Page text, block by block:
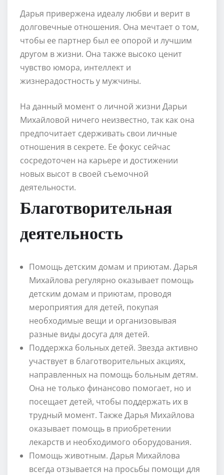
Дарья привержена идеалу любви и верит в
долговечные отношения. Она мечтает о том,
чтобы ее партнер был ее опорой и лучшим
другом в жизни. Она также высоко ценит
чувство юмора, интеллект и
жизнерадостность у мужчины.
На данный момент о личной жизни Дарьи
Михайловой ничего неизвестно, так как она
предпочитает сдерживать свои личные
отношения в секрете. Ее фокус сейчас
сосредоточен на карьере и достижении
новых высот в своей съемочной
деятельности.
Благотворительная
деятельность
Помощь детским домам и приютам. Дарья
Михайлова регулярно оказывает помощь
детским домам и приютам, проводя
мероприятия для детей, покупая
необходимые вещи и организовывая
разные виды досуга для детей.
Поддержка больных детей. Звезда активно
участвует в благотворительных акциях,
направленных на помощь больным детям.
Она не только финансово помогает, но и
посещает детей, чтобы поддержать их в
трудный момент. Также Дарья Михайлова
оказывает помощь в приобретении
лекарств и необходимого оборудования.
Помощь животным. Дарья Михайлова
всегда отзывается на просьбы помощи для